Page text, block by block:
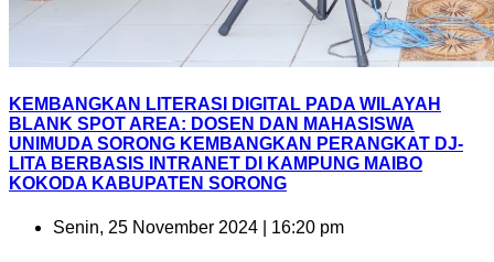
KEMBANGKAN LITERASI DIGITAL PADA WILAYAH
BLANK SPOT AREA: DOSEN DAN MAHASISWA
UNIMUDA SORONG KEMBANGKAN PERANGKAT DJ-
LITA BERBASIS INTRANET DI KAMPUNG MAIBO
KOKODA KABUPATEN SORONG
Senin, 25 November 2024 | 16:20 pm